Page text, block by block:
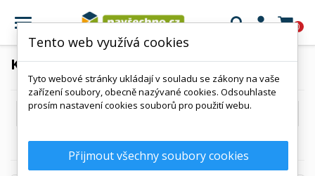
 0
KOHOUTY A VSUVKY
Kód, A až Z
Zobrazení 1-12 z 12 položek
Tento web využívá cookies
Tyto webové stránky ukládají v souladu se zákony na vaše
zařízení soubory, obecně nazývané cookies. Odsouhlaste
prosím nastavení cookies souborů pro použití webu.
Přijmout všechny soubory cookies